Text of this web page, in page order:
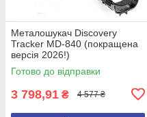
Металошукач Discovery
Tracker MD-840 (покращена
версія 2026!)
Готово до відправки
3 798,91 ₴ 4 577 ₴